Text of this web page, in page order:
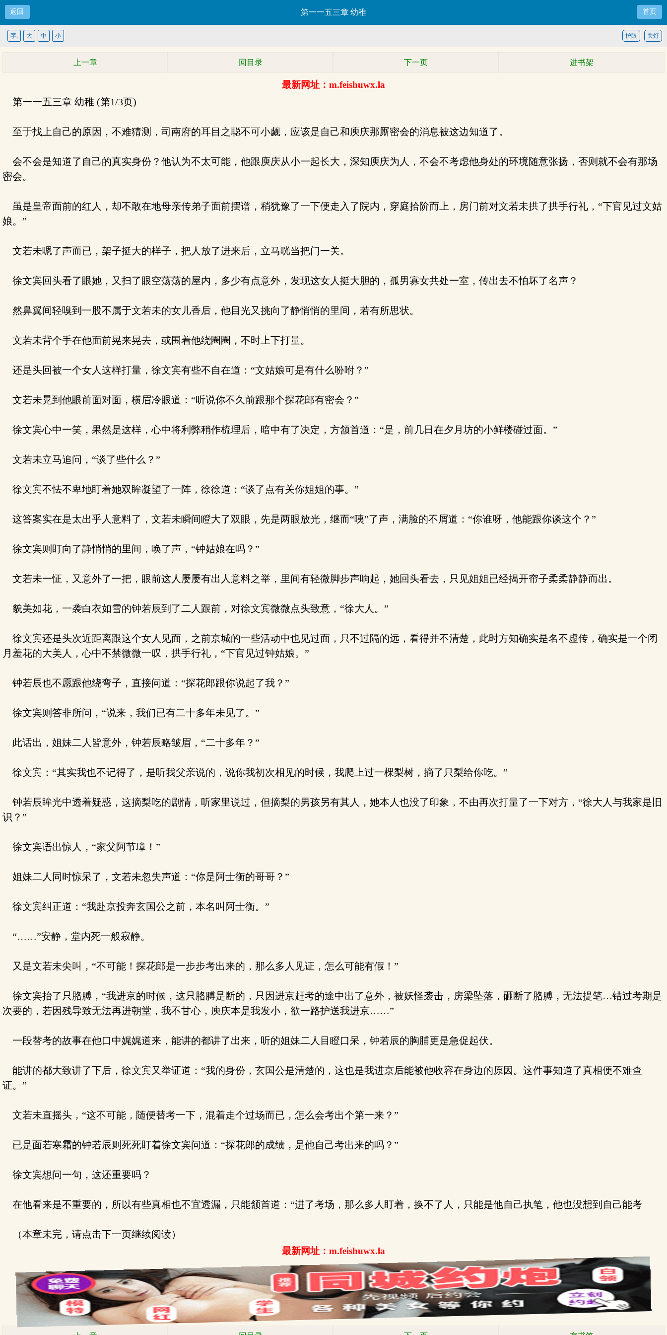
返回 第一一五三章 幼稚 首页
关灯
护眼
字: 大 中 小
上一章 回目录 下一页 进书架
最新网址：m.feishuwx.la
第一一五三章 幼稚 (第1/3页)
至于找上自己的原因，不难猜测，司南府的耳目之聪不可小觑，应该是自己和庾庆那厮密会的消息被这边知道了。
会不会是知道了自己的真实身份？他认为不太可能，他跟庾庆从小一起长大，深知庾庆为人，不会不考虑他身处的环境随意张扬，否则就不会有那场
密会。
虽是皇帝面前的红人，却不敢在地母亲传弟子面前摆谱，稍犹豫了一下便走入了院内，穿庭拾阶而上，房门前对文若未拱了拱手行礼，“下官见过文姑
娘。”
文若未嗯了声而已，架子挺大的样子，把人放了进来后，立马咣当把门一关。
徐文宾回头看了眼她，又扫了眼空荡荡的屋内，多少有点意外，发现这女人挺大胆的，孤男寡女共处一室，传出去不怕坏了名声？
然鼻翼间轻嗅到一股不属于文若未的女儿香后，他目光又挑向了静悄悄的里间，若有所思状。
文若未背个手在他面前晃来晃去，或围着他绕圈圈，不时上下打量。
还是头回被一个女人这样打量，徐文宾有些不自在道：“文姑娘可是有什么吩咐？”
文若未晃到他眼前面对面，横眉冷眼道：“听说你不久前跟那个探花郎有密会？”
徐文宾心中一笑，果然是这样，心中将利弊稍作梳理后，暗中有了决定，方颔首道：“是，前几日在夕月坊的小鲜楼碰过面。”
文若未立马追问，“谈了些什么？”
徐文宾不怯不卑地盯着她双眸凝望了一阵，徐徐道：“谈了点有关你姐姐的事。”
这答案实在是太出乎人意料了，文若未瞬间瞪大了双眼，先是两眼放光，继而“咦”了声，满脸的不屑道：“你谁呀，他能跟你谈这个？”
徐文宾则盯向了静悄悄的里间，唤了声，“钟姑娘在吗？”
文若未一怔，又意外了一把，眼前这人屡屡有出人意料之举，里间有轻微脚步声响起，她回头看去，只见姐姐已经揭开帘子柔柔静静而出。
貌美如花，一袭白衣如雪的钟若辰到了二人跟前，对徐文宾微微点头致意，“徐大人。”
徐文宾还是头次近距离跟这个女人见面，之前京城的一些活动中也见过面，只不过隔的远，看得并不清楚，此时方知确实是名不虚传，确实是一个闭
月羞花的大美人，心中不禁微微一叹，拱手行礼，“下官见过钟姑娘。”
钟若辰也不愿跟他绕弯子，直接问道：“探花郎跟你说起了我？”
徐文宾则答非所问，“说来，我们已有二十多年未见了。”
此话出，姐妹二人皆意外，钟若辰略皱眉，“二十多年？”
徐文宾：“其实我也不记得了，是听我父亲说的，说你我初次相见的时候，我爬上过一棵梨树，摘了只梨给你吃。”
钟若辰眸光中透着疑惑，这摘梨吃的剧情，听家里说过，但摘梨的男孩另有其人，她本人也没了印象，不由再次打量了一下对方，“徐大人与我家是旧
识？”
徐文宾语出惊人，“家父阿节璋！”
姐妹二人同时惊呆了，文若未忽失声道：“你是阿士衡的哥哥？”
徐文宾纠正道：“我赴京投奔玄国公之前，本名叫阿士衡。”
“……”安静，堂内死一般寂静。
又是文若未尖叫，“不可能！探花郎是一步步考出来的，那么多人见证，怎么可能有假！”
徐文宾抬了只胳膊，“我进京的时候，这只胳膊是断的，只因进京赶考的途中出了意外，被妖怪袭击，房梁坠落，砸断了胳膊，无法提笔…错过考期是
次要的，若因残导致无法再进朝堂，我不甘心，庾庆本是我发小，欲一路护送我进京……”
一段替考的故事在他口中娓娓道来，能讲的都讲了出来，听的姐妹二人目瞪口呆，钟若辰的胸脯更是急促起伏。
能讲的都大致讲了下后，徐文宾又举证道：“我的身份，玄国公是清楚的，这也是我进京后能被他收容在身边的原因。这件事知道了真相便不难查
证。”
文若未直摇头，“这不可能，随便替考一下，混着走个过场而已，怎么会考出个第一来？”
已是面若寒霜的钟若辰则死死盯着徐文宾问道：“探花郎的成绩，是他自己考出来的吗？”
徐文宾想问一句，这还重要吗？
在他看来是不重要的，所以有些真相也不宜透漏，只能颔首道：“进了考场，那么多人盯着，换不了人，只能是他自己执笔，他也没想到自己能考
（本章未完，请点击下一页继续阅读）
最新网址：m.feishuwx.la